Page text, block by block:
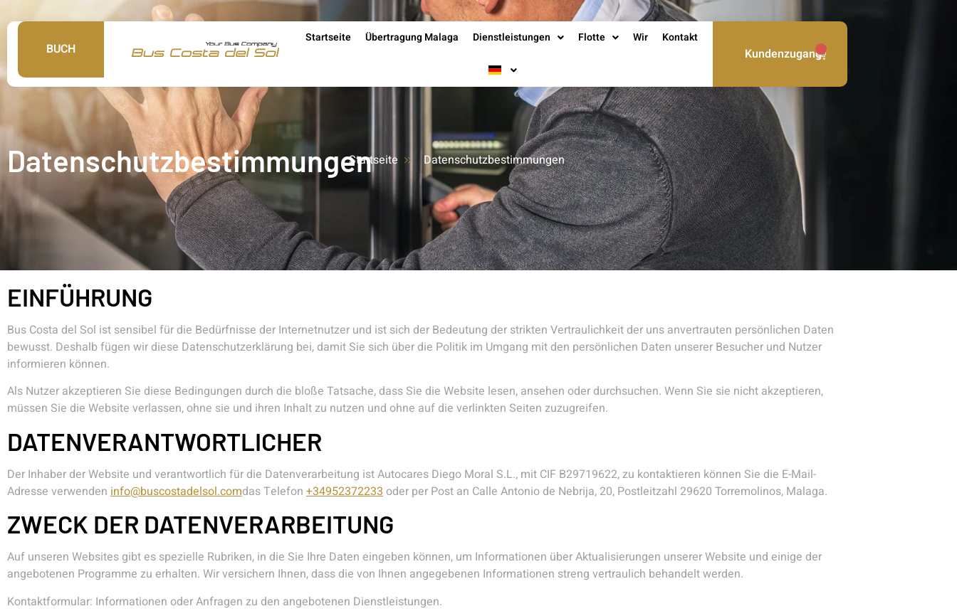
BUCH
Startseite Übertragung Malaga Dienstleistungen Flotte Wir Kontakt
Kundenzugang
DatenschutzbestimmungenStartseite Datenschutzbestimmungen
EINFÜHRUNG
Bus Costa del Sol ist sensibel für die Bedürfnisse der Internetnutzer und ist sich der Bedeutung der strikten Vertraulichkeit der uns anvertrauten persönlichen Daten
bewusst. Deshalb fügen wir diese Datenschutzerklärung bei, damit Sie sich über die Politik im Umgang mit den persönlichen Daten unserer Besucher und Nutzer
informieren können.
Als Nutzer akzeptieren Sie diese Bedingungen durch die bloße Tatsache, dass Sie die Website lesen, ansehen oder durchsuchen. Wenn Sie sie nicht akzeptieren,
müssen Sie die Website verlassen, ohne sie und ihren Inhalt zu nutzen und ohne auf die verlinkten Seiten zuzugreifen.
DATENVERANTWORTLICHER
Der Inhaber der Website und verantwortlich für die Datenverarbeitung ist Autocares Diego Moral S.L., mit CIF B29719622, zu kontaktieren können Sie die E-Mail-
Adresse verwenden info@buscostadelsol.comdas Telefon +34952372233 oder per Post an Calle Antonio de Nebrija, 20, Postleitzahl 29620 Torremolinos, Malaga.
ZWECK DER DATENVERARBEITUNG
Auf unseren Websites gibt es spezielle Rubriken, in die Sie Ihre Daten eingeben können, um Informationen über Aktualisierungen unserer Website und einige der
angebotenen Programme zu erhalten. Wir versichern Ihnen, dass die von Ihnen angegebenen Informationen streng vertraulich behandelt werden.
Kontaktformular: Informationen oder Anfragen zu den angebotenen Dienstleistungen.